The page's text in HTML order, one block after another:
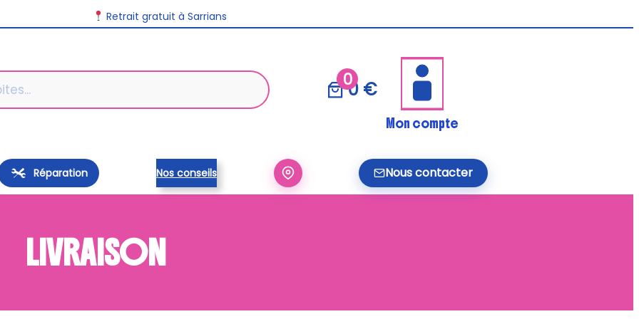
Retrait gratuit à Sarrians
00 €
Mon compte
Réparation Nous contacter
Nos conseils
LIVRAISON